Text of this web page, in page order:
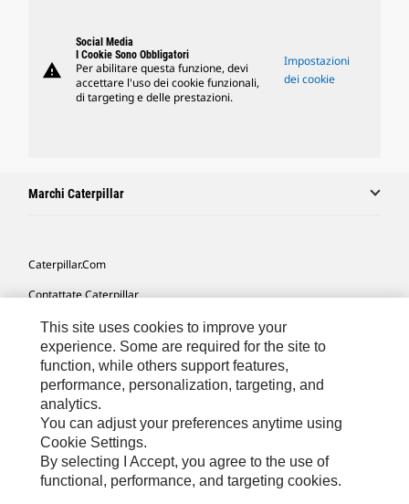
warning
Social Media
I Cookie Sono Obbligatori
Per abilitare questa funzione, devi
accettare l'uso dei cookie funzionali,
di targeting e delle prestazioni.
Impostazioni
dei cookie
Marchi Caterpillar
Caterpillar.com
Contattate Caterpillar
Le Mie Preferenze Di Marketing
Mappa Del Sito
Cookie Settings
Informazioni Legali
Tutela Della Privacy
This site uses cookies to improve your
experience. Some are required for the site to
function, while others support features,
performance, personalization, targeting, and
analytics.
You can adjust your preferences anytime using
Cookie Settings.
By selecting I Accept, you agree to the use of
functional, performance, and targeting cookies.